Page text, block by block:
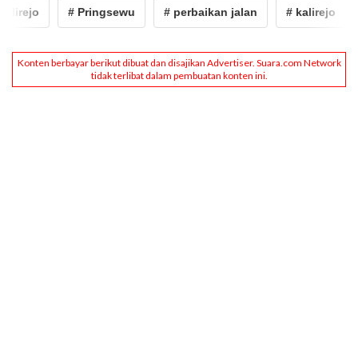
# Pringsewu # perbaikan jalan # kalirejo